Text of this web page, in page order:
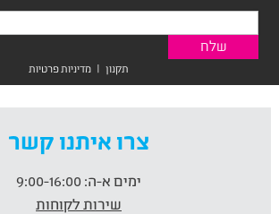
תקנון | מדיניות פרטיות
צרו איתנו קשר
ימים א-ה:
שירות לקוחות